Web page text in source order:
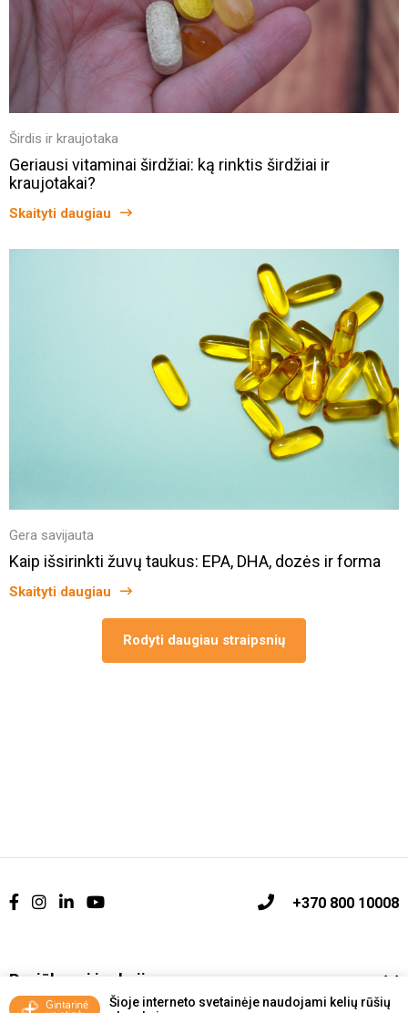
Šioje interneto svetainėje naudojami kelių rūšių
Širdis ir kraujotaka
Geriausi vitaminai širdžiai: ką rinktis širdžiai ir
kraujotakai?
Skaityti daugiau
Gera savijauta
Kaip išsirinkti žuvų taukus: EPA, DHA, dozės ir forma
Skaityti daugiau
Rodyti daugiau straipsnių
+370 800 10008
Pasiūlymai ir akcijos